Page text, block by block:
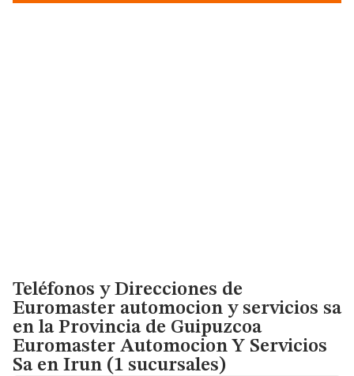
Teléfonos y Direcciones de
Euromaster automocion y servicios sa
en la Provincia de Guipuzcoa
Euromaster Automocion Y Servicios
Saen Irun (1 sucursales)